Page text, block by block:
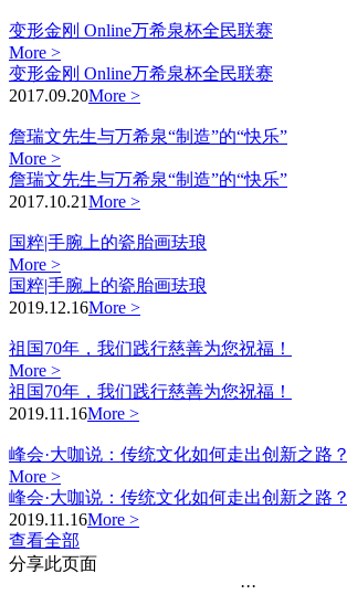
变形金刚 Online万希泉杯全民联赛
More >
变形金刚 Online万希泉杯全民联赛
2017.09.20More >
詹瑞文先生与万希泉“制造”的“快乐”
More >
詹瑞文先生与万希泉“制造”的“快乐”
2017.10.21More >
国粹|手腕上的瓷胎画珐琅
More >
国粹|手腕上的瓷胎画珐琅
2019.12.16More >
祖国70年，我们践行慈善为您祝福！
More >
祖国70年，我们践行慈善为您祝福！
2019.11.16More >
峰会·大咖说：传统文化如何走出创新之路？
More >
峰会·大咖说：传统文化如何走出创新之路？
2019.11.16More >
查看全部
分享此页面
···